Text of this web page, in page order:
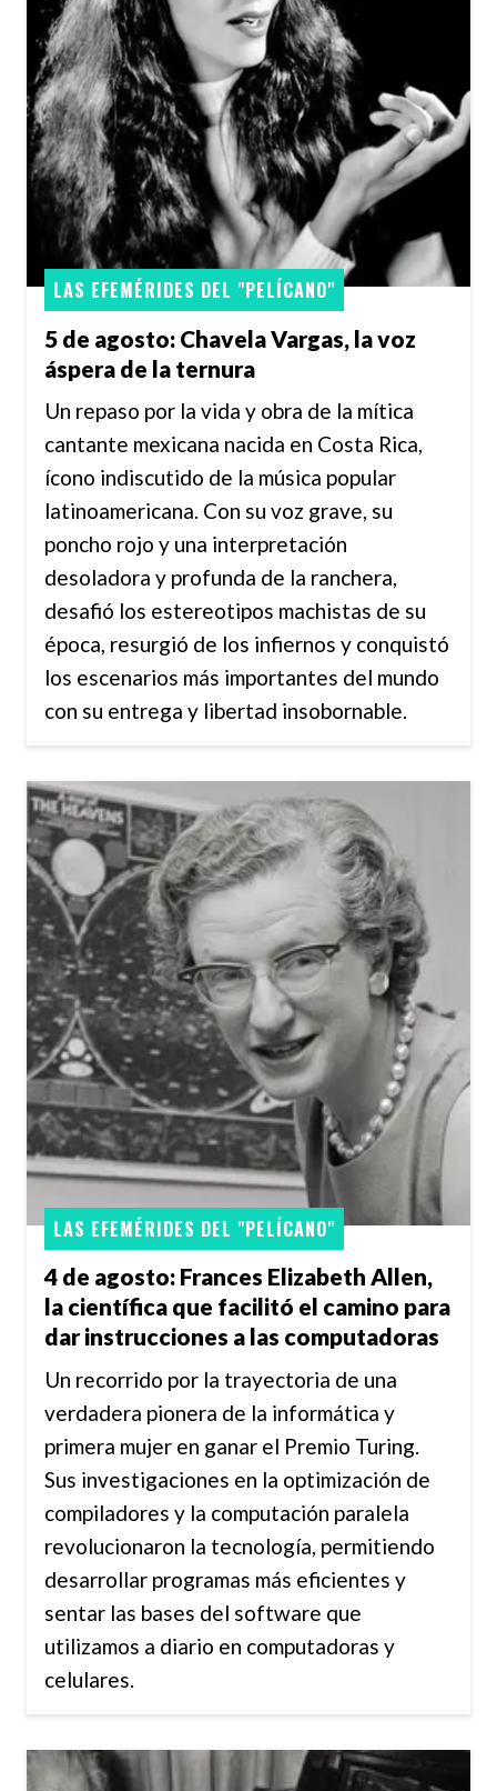
5 de agosto: Chavela Vargas, la voz
áspera de la ternura
LAS EFEMÉRIDES DEL "PELÍCANO"
Un repaso por la vida y obra de la mítica
cantante mexicana nacida en Costa Rica,
ícono indiscutido de la música popular
latinoamericana. Con su voz grave, su
poncho rojo y una interpretación
desoladora y profunda de la ranchera,
desafió los estereotipos machistas de su
época, resurgió de los infiernos y conquistó
los escenarios más importantes del mundo
con su entrega y libertad insobornable.
4 de agosto: Frances Elizabeth Allen,
la científica que facilitó el camino para
dar instrucciones a las computadoras
LAS EFEMÉRIDES DEL "PELÍCANO"
Un recorrido por la trayectoria de una
verdadera pionera de la informática y
primera mujer en ganar el Premio Turing.
Sus investigaciones en la optimización de
compiladores y la computación paralela
revolucionaron la tecnología, permitiendo
desarrollar programas más eficientes y
sentar las bases del software que
utilizamos a diario en computadoras y
celulares.